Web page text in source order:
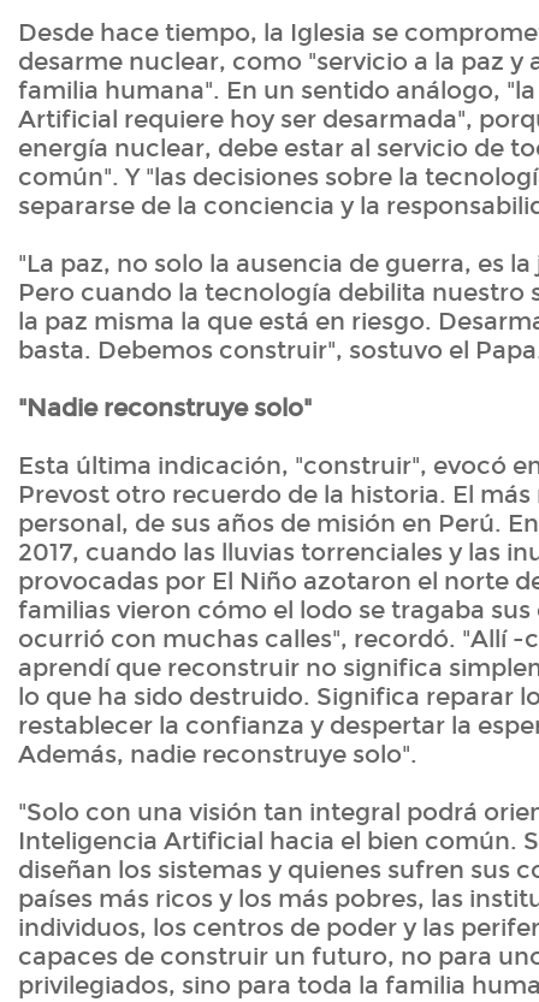
Desde hace tiempo, la Iglesia se
desarme nuclear, como "servicio a la paz y
familia humana". En un sentido análogo,
Artificial requiere hoy ser desarmada",
energía nuclear, debe estar al servicio de
común". Y "las decisiones sobre la
separarse de la conciencia y la
"La paz, no solo la ausencia de guerra, es
Pero cuando la tecnología debilita nuestro
la paz misma la que está en riesgo.
basta. Debemos construir", sostuvo el
"Nadie reconstruye solo"
Esta última indicación, "construir", evocó
Prevost otro recuerdo de la historia. El
personal, de sus años de misión en Perú.
2017, cuando las lluvias torrenciales y las
provocadas por El Niño azotaron el norte
familias vieron cómo el lodo se tragaba sus
ocurrió con muchas calles", recordó. "Allí -
aprendí que reconstruir no significa
lo que ha sido destruido. Significa reparar
restablecer la confianza y despertar la
Además, nadie reconstruye solo".
"Solo con una visión tan integral podrá
Inteligencia Artificial hacia el bien común.
diseñan los sistemas y quienes sufren sus
países más ricos y los más pobres, las
individuos, los centros de poder y las
capaces de construir un futuro, no para
privilegiados, sino para toda la familia